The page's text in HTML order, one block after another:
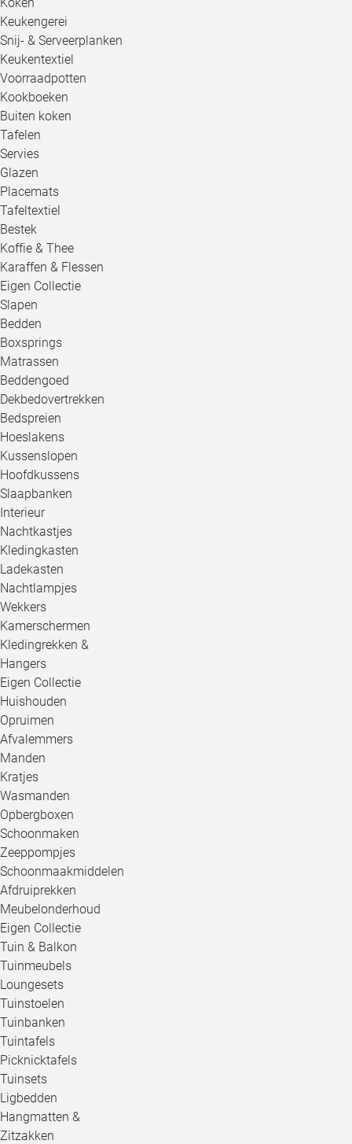
Keukengerei
Snij- & Serveerplanken
Keukentextiel
Voorraadpotten
Kookboeken
Buiten koken
Tafelen
Servies
Glazen
Placemats
Tafeltextiel
Bestek
Koffie & Thee
Karaffen & Flessen
Eigen Collectie
Slapen
Bedden
Boxsprings
Matrassen
Beddengoed
Dekbedovertrekken
Bedspreien
Hoeslakens
Kussenslopen
Hoofdkussens
Slaapbanken
Interieur
Nachtkastjes
Kledingkasten
Ladekasten
Nachtlampjes
Wekkers
Kamerschermen
Kledingrekken &
Hangers
Eigen Collectie
Huishouden
Opruimen
Afvalemmers
Manden
Kratjes
Wasmanden
Opbergboxen
Schoonmaken
Zeeppompjes
Schoonmaakmiddelen
Afdruiprekken
Meubelonderhoud
Eigen Collectie
Tuin & Balkon
Tuinmeubels
Loungesets
Tuinstoelen
Tuinbanken
Tuintafels
Picknicktafels
Tuinsets
Ligbedden
Hangmatten &
Zitzakken